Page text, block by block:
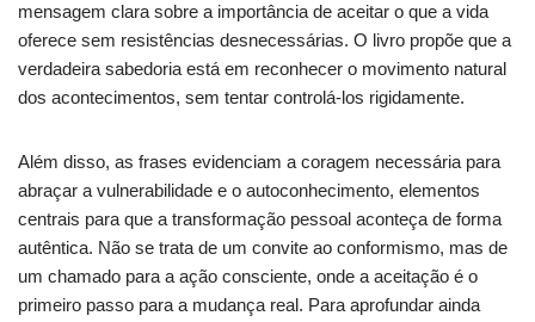
mensagem clara sobre a importância de aceitar o que a vida
oferece sem resistências desnecessárias. O livro propõe que a
verdadeira sabedoria está em reconhecer o movimento natural
dos acontecimentos, sem tentar controlá-los rigidamente.
Além disso, as frases evidenciam a coragem necessária para
abraçar a vulnerabilidade e o autoconhecimento, elementos
centrais para que a transformação pessoal aconteça de forma
autêntica. Não se trata de um convite ao conformismo, mas de
um chamado para a ação consciente, onde a aceitação é o
primeiro passo para a mudança real. Para aprofundar ainda